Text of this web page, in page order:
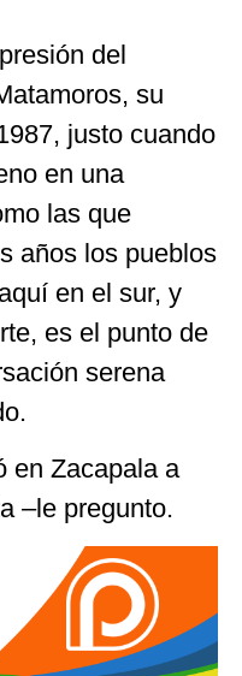
del
su
justo cuando
en una
las que
años los pueblos
en el sur, y
es el punto de
serena
en Zacapala a
–le pregunto.